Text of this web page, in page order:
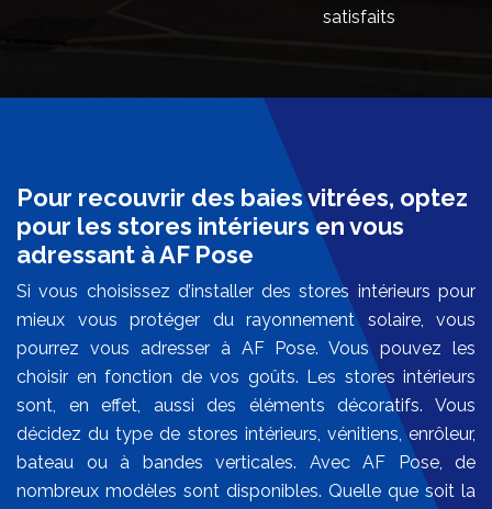
satisfaits
Pour recouvrir des baies vitrées, optez
pour les stores intérieurs en vous
adressant à AF Pose
Si vous choisissez d’installer des stores intérieurs pour
mieux vous protéger du rayonnement solaire, vous
pourrez vous adresser à AF Pose. Vous pouvez les
choisir en fonction de vos goûts. Les stores intérieurs
sont, en effet, aussi des éléments décoratifs. Vous
décidez du type de stores intérieurs, vénitiens, enrôleur,
bateau ou à bandes verticales. Avec AF Pose, de
nombreux modèles sont disponibles. Quelle que soit la